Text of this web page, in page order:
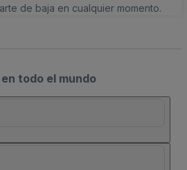
de baja en cualquier momento.
todo el mundo